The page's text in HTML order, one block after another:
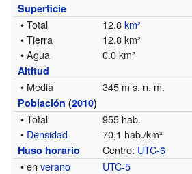
Superficie
• Total 12.8km²
• Tierra
12.8 km²
• Agua
0.0 km²
Altitud
• Media 345 m s. n. m.
Población (2010)
• Total
955 hab.
• Densidad 70,1 hab./km²
Huso horario Centro: UTC-6
• enverano UTC-5